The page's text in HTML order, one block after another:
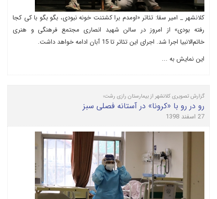
کلانشهر _ امیر سقا: تئاتر «اومدم برا کشتنت خونه نبودی، بگو بگو با کی کجا
رفته بودی» از امروز در سالن شهید انصاری مجتمع فرهنگی و هنری
خاتم‌الانبیا اجرا شد. اجرای این تئاتر تا 15 آبان ادامه خواهد داشت.
این نمایش به ...
گزارش تصویری کلانشهر از بیمارستان رازی رشت؛
رو در رو با «کرونا» در آستانه فصلی سبز
27 اسفند 1398